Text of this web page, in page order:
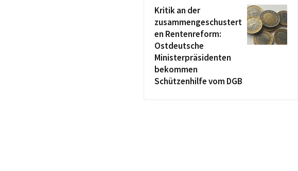
Kritik an der
zusammengeschustert
en Rentenreform:
Ostdeutsche
Ministerpräsidenten
bekommen
Schützenhilfe vom DGB